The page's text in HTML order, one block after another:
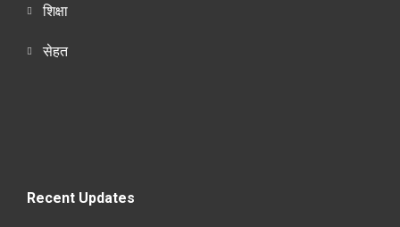
शिक्षा
सेहत
Recent Updates